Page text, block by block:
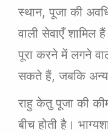
स्थान, पूजा की
वाली सेवाएँ
पूरा करने में लगने
सकते हैं, जबकि
राहु केतु पूजा की
बीच होती है।